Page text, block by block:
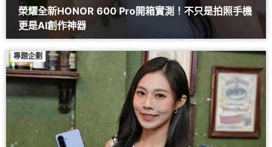
榮耀全新HONOR 600 Pro開箱實測！不只是拍照手機
更是AI創作神器
專題企劃